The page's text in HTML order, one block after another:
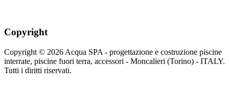
Copyright
Copyright © 2026 Acqua SPA - progettazione e costruzione piscine
interrate, piscine fuori terra, accessori - Moncalieri (Torino) - ITALY.
Tutti i diritti riservati.